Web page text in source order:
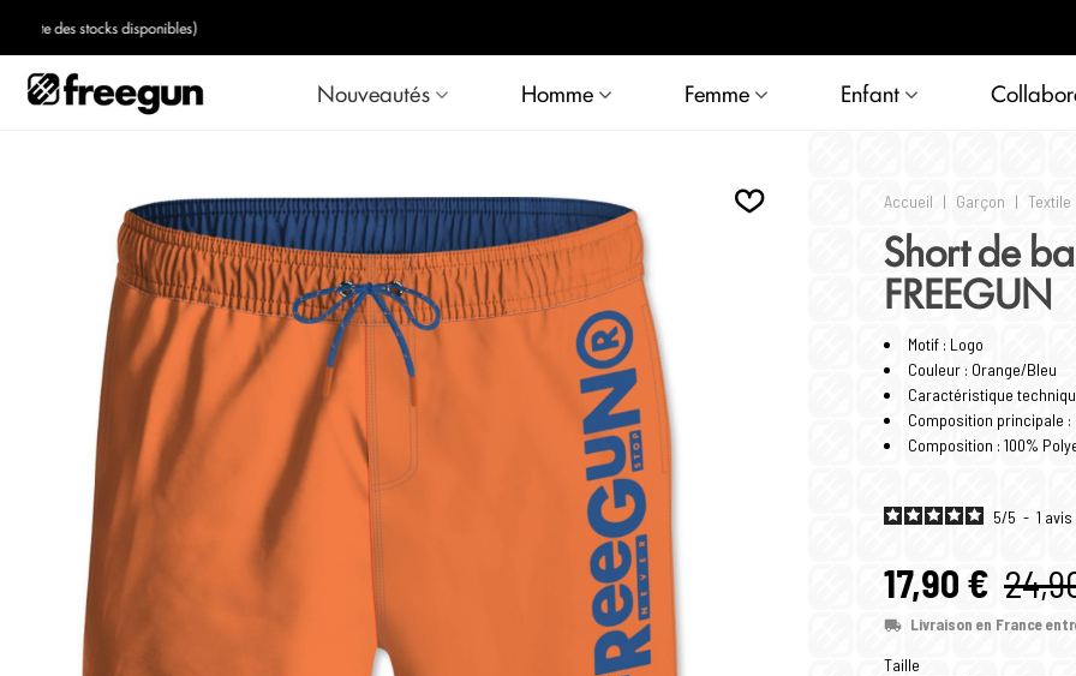
Nouveautés Homme Femme Enfant
Accueil | Garçon | Textile
Short de
FREEGUN
Motif : Logo
Couleur : Orange/Bleu
Caractéristique
Composition principale
Composition : 100%
5/5 - 1 avis
17,90 €
Livraison en France
Taille